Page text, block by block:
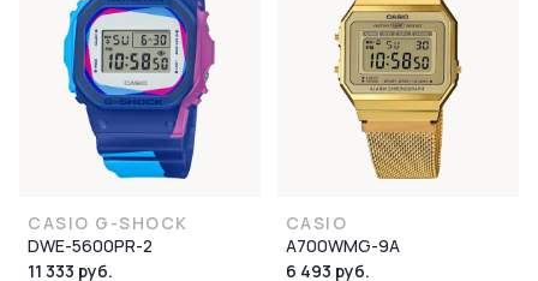
CASIO G-SHOCK
DWE-5600PR-2
11 333 руб.
CASIO
A700WMG-9A
6 493 руб.